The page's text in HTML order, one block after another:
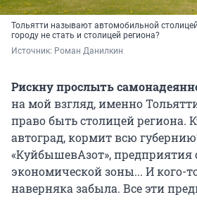
Тольятти называют автомобильной
городу не стать и столицей региона?
Источник: Роман Данилкин
Рискну прослыть
на мой взгляд, именно
право быть столицей региона.
автоград, кормит всю
«КуйбышевАзот», предприятия
экономической зоны... И кого-
наверняка забыла. Все эти